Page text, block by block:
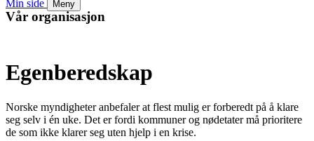
Min side Meny
Vår organisasjon
Egenberedskap
Norske myndigheter anbefaler at flest mulig er forberedt på å klare
seg selv i én uke. Det er fordi kommuner og nødetater må prioritere
de som ikke klarer seg uten hjelp i en krise.